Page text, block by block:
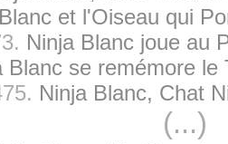
et l'Oiseau qui
Ninja Blanc joue au
Blanc se remémore le
Ninja Blanc, Chat
(...)